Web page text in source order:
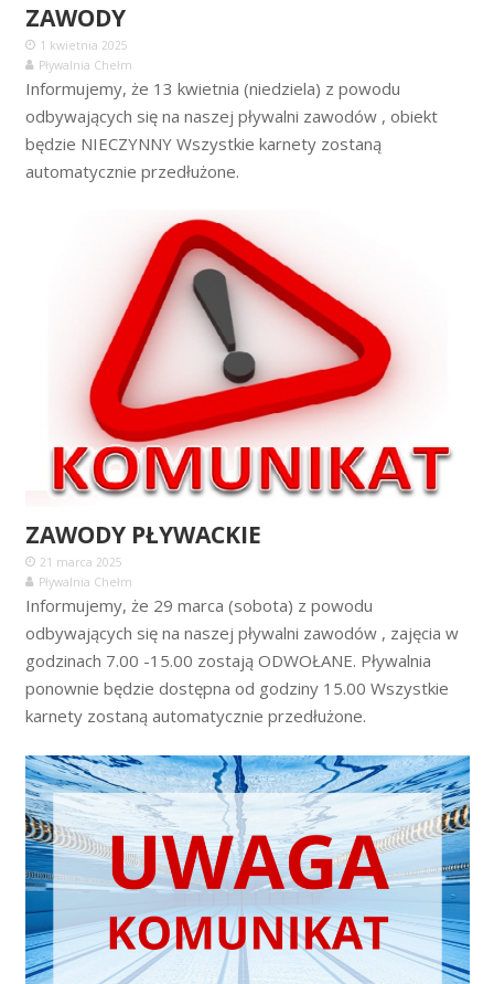
ZAWODY
1 kwietnia 2025
Pływalnia Chełm
Informujemy, że 13 kwietnia (niedziela) z powodu
odbywających się na naszej pływalni zawodów , obiekt
będzie NIECZYNNY Wszystkie karnety zostaną
automatycznie przedłużone.
ZAWODY PŁYWACKIE
21 marca 2025
Pływalnia Chełm
Informujemy, że 29 marca (sobota) z powodu
odbywających się na naszej pływalni zawodów , zajęcia w
godzinach 7.00 -15.00 zostają ODWOŁANE. Pływalnia
ponownie będzie dostępna od godziny 15.00 Wszystkie
karnety zostaną automatycznie przedłużone.